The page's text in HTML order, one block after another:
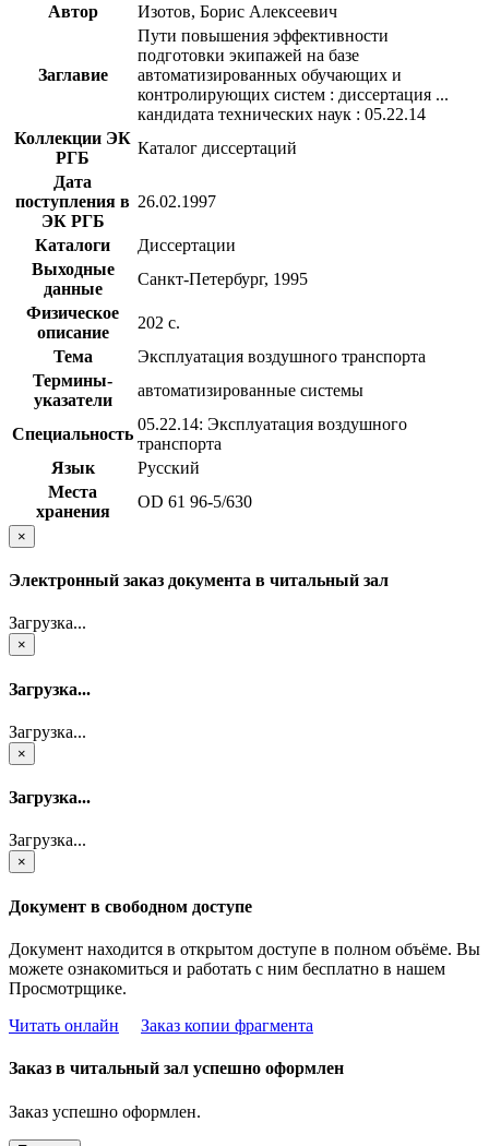
Автор Изотов, Борис Алексеевич
Заглавие
Пути повышения эффективности
подготовки экипажей на базе
автоматизированных обучающих и
контролирующих систем : диссертация ...
кандидата технических наук : 05.22.14
Коллекции ЭК
РГБ
Каталог диссертаций
Дата
поступления в
ЭК РГБ
26.02.1997
Каталоги
Диссертации
Выходные
данные
Санкт-Петербург, 1995
Физическое
описание
202 с.
Тема
Эксплуатация воздушного транспорта
Термины-
указатели
автоматизированные системы
Специальность
05.22.14: Эксплуатация воздушного
транспорта
Язык
Русский
Места
хранения
OD 61 96-5/630
×
Электронный заказ документа в читальный зал
Загрузка...
×
Загрузка...
Загрузка...
×
Загрузка...
Загрузка...
×
Документ в свободном доступе
Документ находится в открытом доступе в полном объёме. Вы
можете ознакомиться и работать с ним бесплатно в нашем
Просмотрщике.
Читать онлайн
Заказ копии фрагмента
Заказ в читальный зал успешно оформлен
Заказ успешно оформлен.